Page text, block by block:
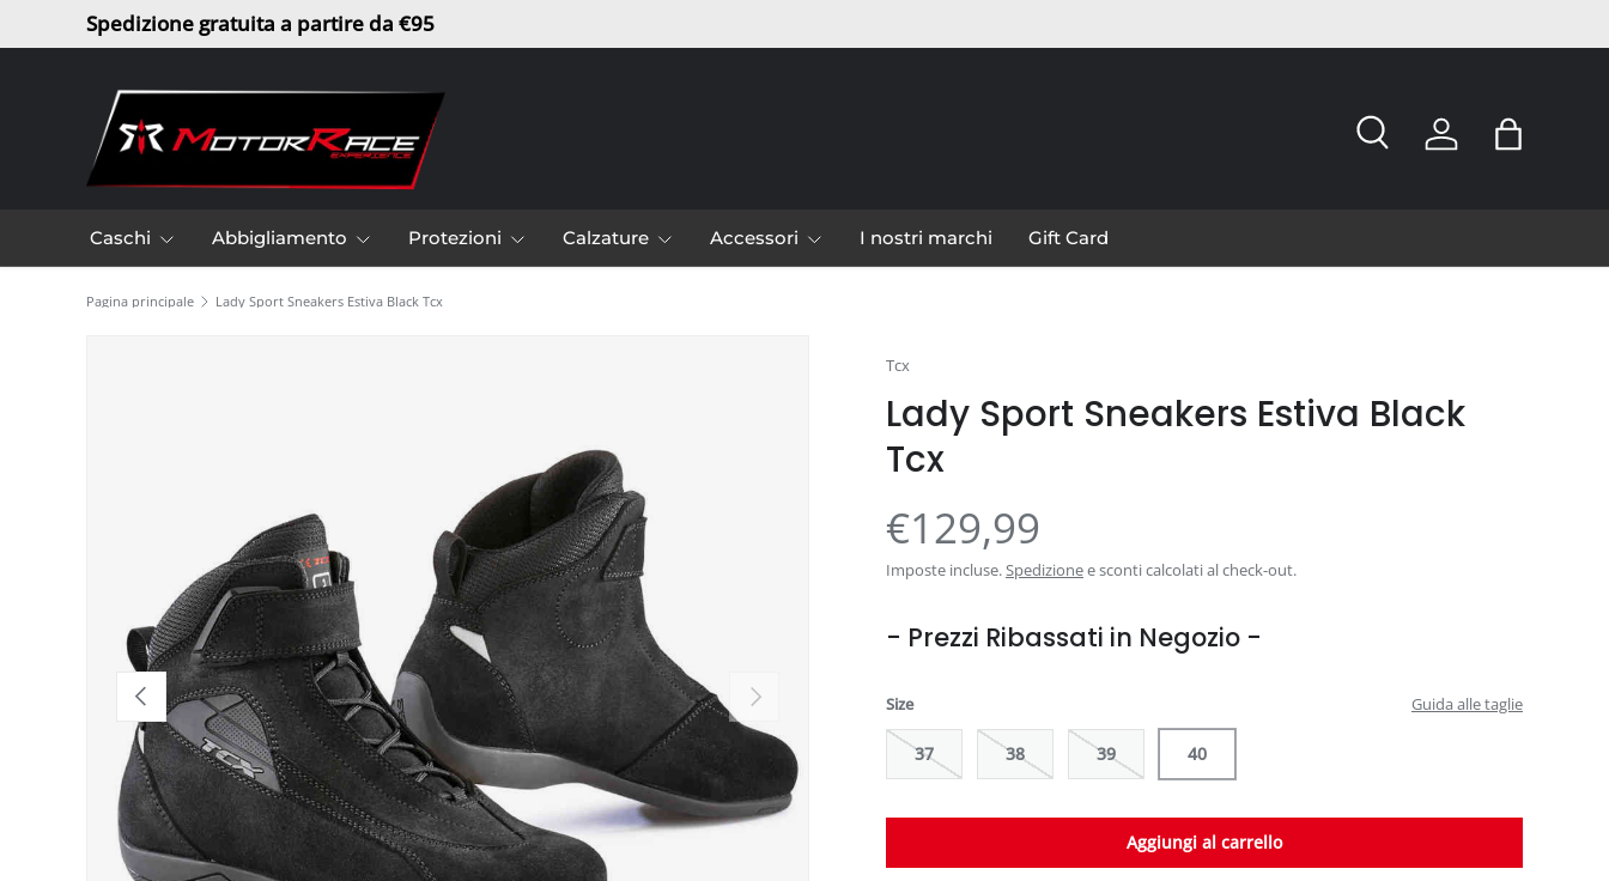
Passa ai contenuti
Spedizione gratuita a partire da €95
Cerca Accedi Borsa
Caschi Abbigliamento Protezioni Calzature Accessori I nostri marchi Gift Card
Pagina principale Lady Sport Sneakers Estiva Black Tcx
Indietro Avanti
Tcx
Lady Sport Sneakers Estiva Black
Tcx
€129,99
Imposte incluse.Spedizionee sconti calcolati al check-out.
- Prezzi Ribassati in Negozio -
Size Guida alle taglie
37 38 39 40
Aggiungi al carrello